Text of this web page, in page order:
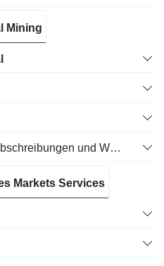
Mining
Geschäftssegmente - Abschreibungen und Wertminderungen
Markets Services